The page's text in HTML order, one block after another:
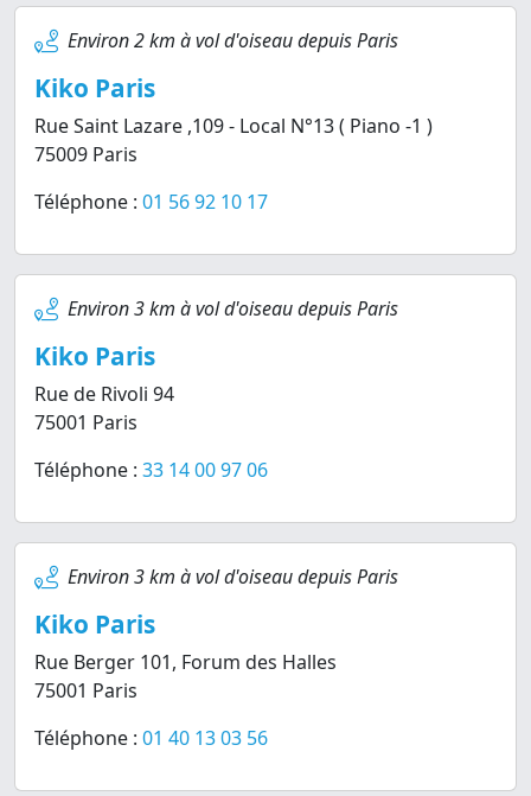
Environ 2 km à vol d'oiseau depuis Paris
Kiko Paris
Rue Saint Lazare ,109 - Local N°13 ( Piano -1 )
75009 Paris
Téléphone : 01 56 92 10 17
Environ 3 km à vol d'oiseau depuis Paris
Kiko Paris
Rue de Rivoli 94
75001 Paris
Téléphone : 33 14 00 97 06
Environ 3 km à vol d'oiseau depuis Paris
Kiko Paris
Rue Berger 101, Forum des Halles
75001 Paris
Téléphone : 01 40 13 03 56